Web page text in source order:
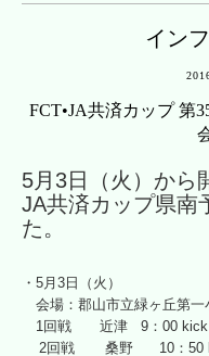
イン
FCT•JA共済カップ 第
5月3日（火）から
JA共済カップ県南
た。
・5月3日（火）
会場：郡山市立緑ヶ丘第一
1回戦 近津 9：00 kick
2回戦 桑野 10：50